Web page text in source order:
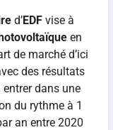
d’EDFvise à
en
de marché d’ici
des résultats
entrer dans une
du rythme à 1
an entre 2020